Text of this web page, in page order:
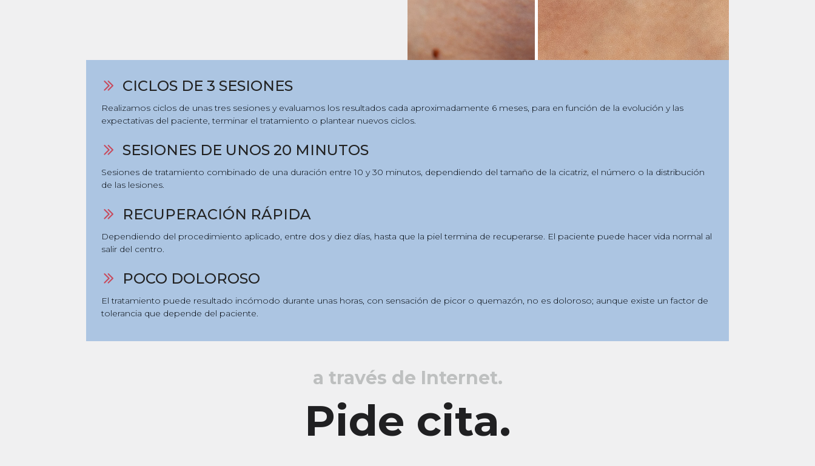
CICLOS DE 3 SESIONES
Realizamos ciclos de unas tres sesiones y evaluamos los resultados cada aproximadamente 6 meses, para en función de la evolución y las
expectativas del paciente, terminar el tratamiento o plantear nuevos ciclos.
SESIONES DE UNOS 20 MINUTOS
Sesiones de tratamiento combinado de una duración entre 10 y 30 minutos, dependiendo del tamaño de la cicatriz, el número o la distribución
de las lesiones.
RECUPERACIÓN RÁPIDA
Dependiendo del procedimiento aplicado, entre dos y diez días, hasta que la piel termina de recuperarse. El paciente puede hacer vida normal al
salir del centro.
POCO DOLOROSO
El tratamiento puede resultado incómodo durante unas horas, con sensación de picor o quemazón, no es doloroso; aunque existe un factor de
tolerancia que depende del paciente.
a través de Internet.
Pide cita.